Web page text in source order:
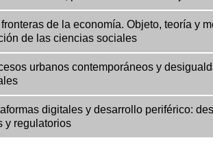
de la economía. Objeto, teoría y
de las ciencias sociales
urbanos contemporáneos y
digitales y desarrollo periférico:
y regulatorios